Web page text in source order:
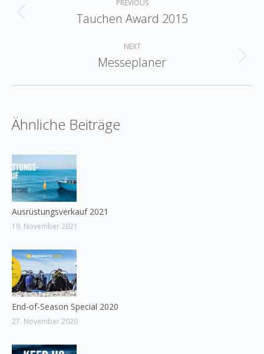
navigation
PREVIOUS
Previous
Tauchen Award 2015
NEXT
Next
Messeplaner
Ähnliche Beiträge
Ausrüstungsverkauf 2021
19. November 2021
End-of-Season Special 2020
27. November 2020